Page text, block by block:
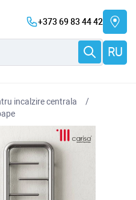
+373 69 83 44 42
RU
incalzire centrala